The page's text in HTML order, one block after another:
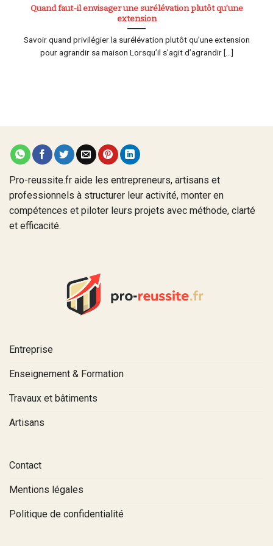
Quand faut-il envisager une surélévation plutôt qu’une
extension
Savoir quand privilégier la surélévation plutôt qu’une extension
pour agrandir sa maison Lorsqu’il s’agit d’agrandir [...]
Pro-reussite.fr aide les entrepreneurs, artisans et
professionnels à structurer leur activité, monter en
compétences et piloter leurs projets avec méthode, clarté
et efficacité.
Entreprise
Enseignement & Formation
Travaux et bâtiments
Artisans
Contact
Mentions légales
Politique de confidentialité